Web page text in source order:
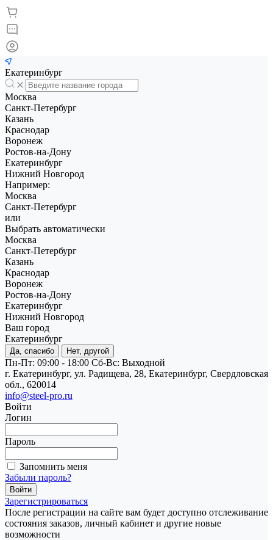
Екатеринбург
Москва
Санкт-Петербург
Казань
Краснодар
Воронеж
Ростов-на-Дону
Екатеринбург
Нижний Новгород
Например:
Москва
Санкт-Петербург
или
Выбрать автоматически
Москва
Санкт-Петербург
Казань
Краснодар
Воронеж
Ростов-на-Дону
Екатеринбург
Нижний Новгород
Ваш город
Екатеринбург
Да, спасибо Нет, другой
Пн-Пт: 09:00 - 18:00 Cб-Вс: Выходной
г. Екатеринбург, ул. Радищева, 28, Екатеринбург, Свердловская
обл., 620014
info@steel-pro.ru
Войти
Логин
Пароль
Запомнить меня
Забыли пароль?
Зарегистрироваться
После регистрации на сайте вам будет доступно отслеживание
состояния заказов, личный кабинет и другие новые
возможности